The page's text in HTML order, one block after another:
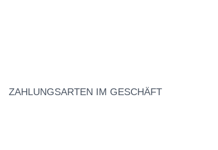
ZAHLUNGSARTEN IM GESCHÄFT